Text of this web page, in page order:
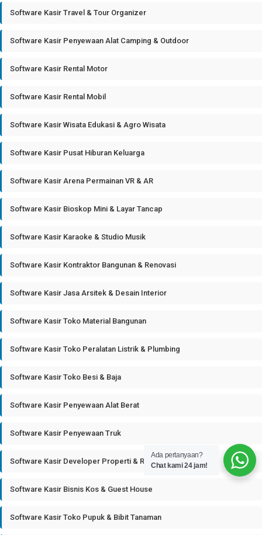
Software Kasir Travel & Tour Organizer
Software Kasir Penyewaan Alat Camping & Outdoor
Software Kasir Rental Motor
Software Kasir Rental Mobil
Software Kasir Wisata Edukasi & Agro Wisata
Software Kasir Pusat Hiburan Keluarga
Software Kasir Arena Permainan VR & AR
Software Kasir Bioskop Mini & Layar Tancap
Software Kasir Karaoke & Studio Musik
Software Kasir Kontraktor Bangunan & Renovasi
Software Kasir Jasa Arsitek & Desain Interior
Software Kasir Toko Material Bangunan
Software Kasir Toko Peralatan Listrik & Plumbing
Software Kasir Toko Besi & Baja
Software Kasir Penyewaan Alat Berat
Software Kasir Penyewaan Truk
Software Kasir Developer Properti & Real Estate
Software Kasir Bisnis Kos & Guest House
Software Kasir Toko Pupuk & Bibit Tanaman
Ada pertanyaan?
Chat kami 24 jam!